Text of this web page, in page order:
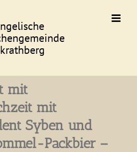
mit
mit
Syben und
Packbier –